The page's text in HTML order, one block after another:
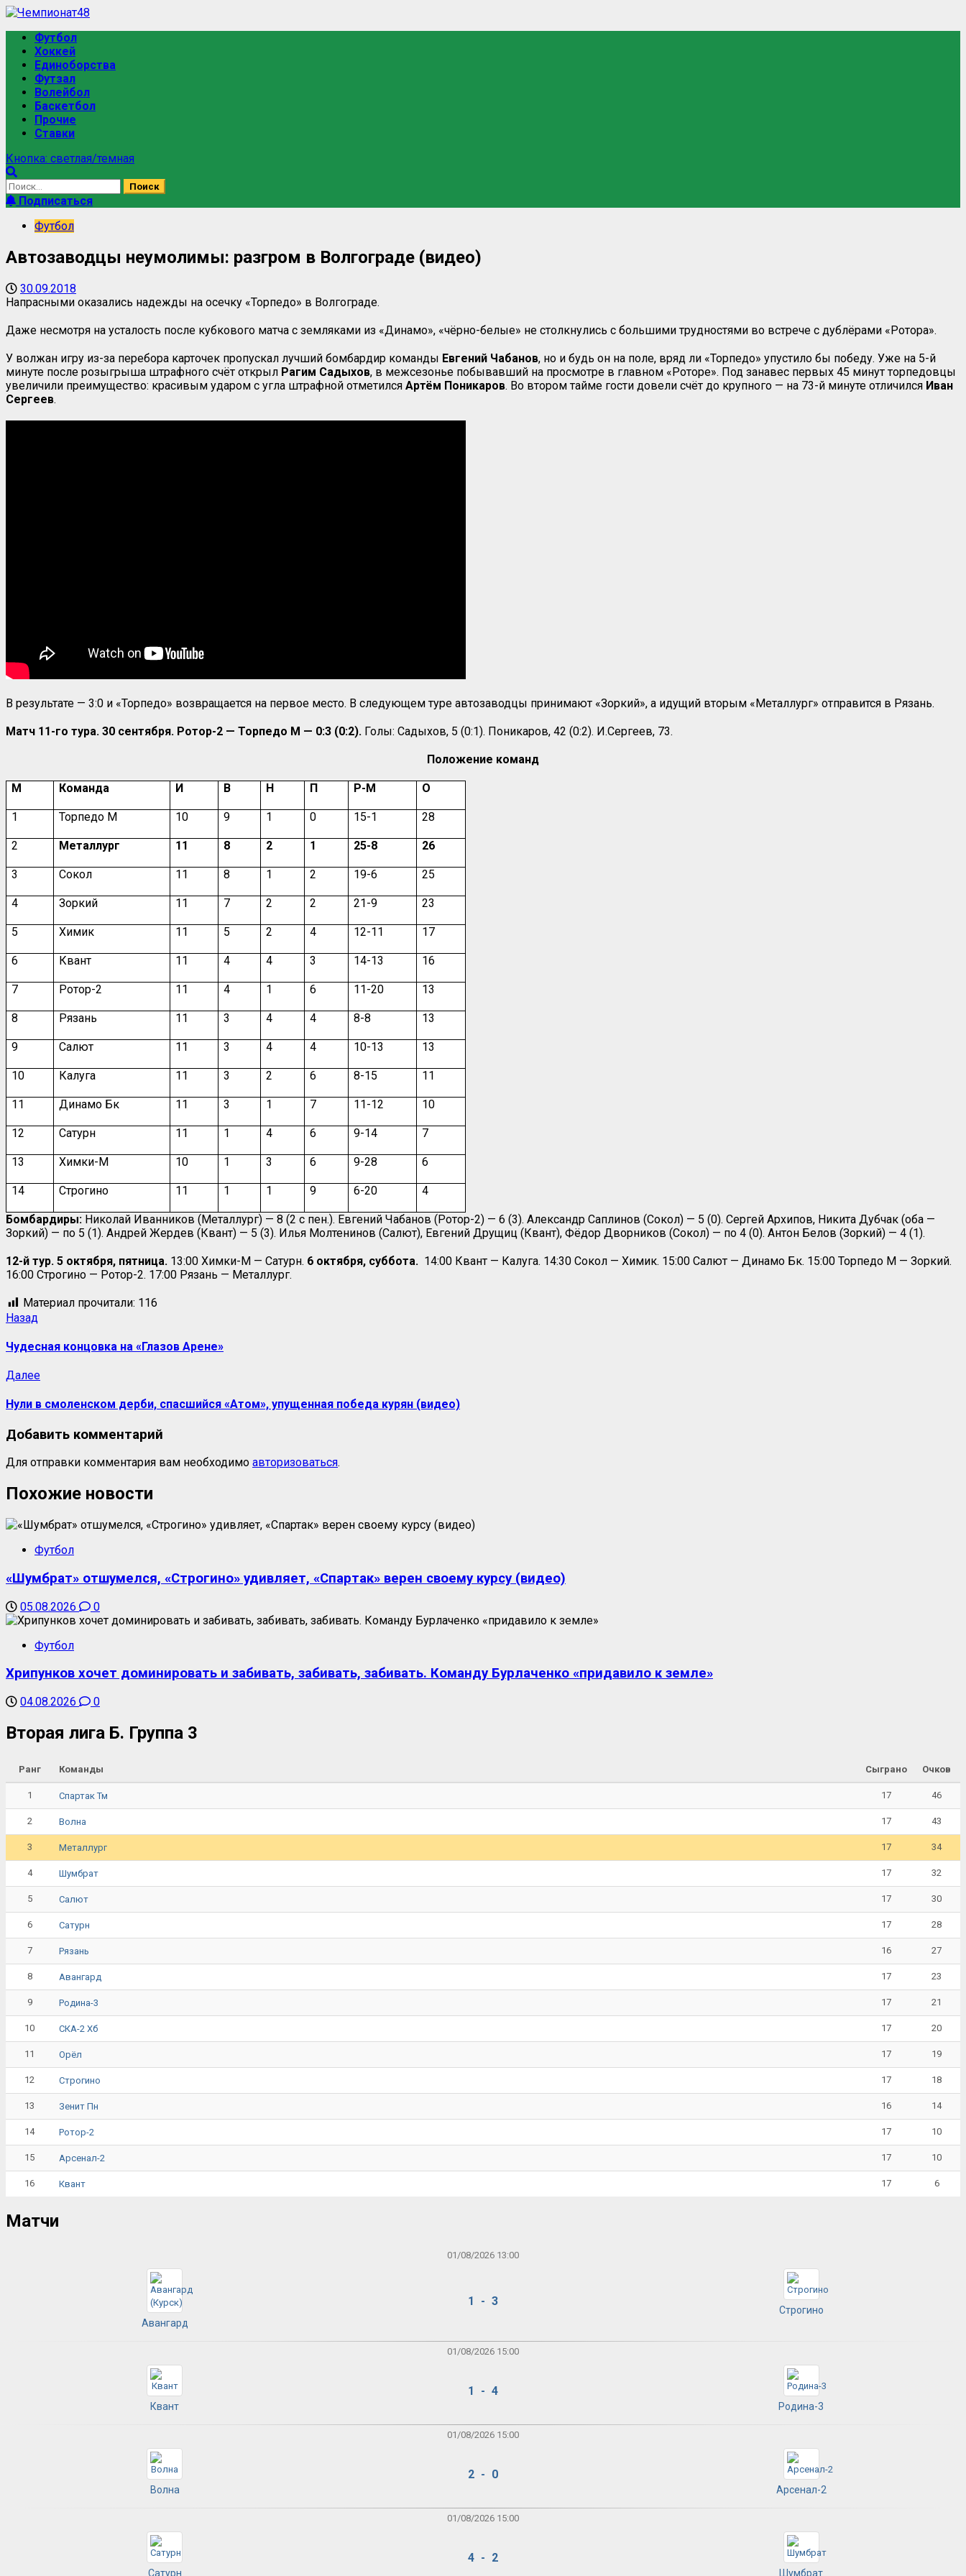
Футбол
Хоккей
Единоборства
Футзал
Волейбол
Баскетбол
Прочие
Ставки
Кнопка: светлая/темная
Подписаться
Футбол
Автозаводцы неумолимы: разгром в Волгограде (видео)
30.09.2018
Напрасными оказались надежды на осечку «Торпедо» в Волгограде.
Даже несмотря на усталость после кубкового матча с земляками из «Динамо», «чёрно-белые» не столкнулись с большими трудностями во встрече с дублёрами «Ротора».
У волжан игру из-за перебора карточек пропускал лучший бомбардир команды Евгений Чабанов, но и будь он на поле, вряд ли «Торпедо» упустило бы победу. Уже на 5-й
минуте после розыгрыша штрафного счёт открыл Рагим Садыхов, в межсезонье побывавший на просмотре в главном «Роторе». Под занавес первых 45 минут торпедовцы
увеличили преимущество: красивым ударом с угла штрафной отметился Артём Поникаров. Во втором тайме гости довели счёт до крупного — на 73-й минуте отличился Иван
Сергеев.
В результате — 3:0 и «Торпедо» возвращается на первое место. В следующем туре автозаводцы принимают «Зоркий», а идущий вторым «Металлург» отправится в Рязань.
Матч 11-го тура. 30 сентября. Ротор-2 — Торпедо М — 0:3 (0:2). Голы: Садыхов, 5 (0:1). Поникаров, 42 (0:2). И.Сергеев, 73.
Положение команд
М Команда И В Н П Р-М О
1 Торпедо М 10 9 1 0 15-1 28
2 Металлург 11 8 2 1 25-8 26
3 Сокол 11 8 1 2 19-6 25
4 Зоркий 11 7 2 2 21-9 23
5 Химик 11 5 2 4 12-11 17
6 Квант 11 4 4 3 14-13 16
7 Ротор-2 11 4 1 6 11-20 13
8 Рязань 11 3 4 4 8-8 13
9 Салют 11 3 4 4 10-13 13
10 Калуга 11 3 2 6 8-15 11
11 Динамо Бк 11 3 1 7 11-12 10
12 Сатурн 11 1 4 6 9-14 7
13 Химки-М 10 1 3 6 9-28 6
14 Строгино 11 1 1 9 6-20 4
Бомбардиры: Николай Иванников (Металлург) — 8 (2 с пен.). Евгений Чабанов (Ротор-2) — 6 (3). Александр Саплинов (Сокол) — 5 (0). Сергей Архипов, Никита Дубчак (оба —
Зоркий) — по 5 (1). Андрей Жердев (Квант) — 5 (3). Илья Молтенинов (Салют), Евгений Друщиц (Квант), Фёдор Дворников (Сокол) — по 4 (0). Антон Белов (Зоркий) — 4 (1).
12-й тур. 5 октября, пятница. 13:00 Химки-М — Сатурн. 6 октября, суббота. 14:00 Квант — Калуга. 14:30 Сокол — Химик. 15:00 Салют — Динамо Бк. 15:00 Торпедо М — Зоркий.
16:00 Строгино — Ротор-2. 17:00 Рязань — Металлург.
Материал прочитали: 116
Назад
Чудесная концовка на «Глазов Арене»
Далее
Нули в смоленском дерби, спасшийся «Атом», упущенная победа курян (видео)
Добавить комментарий
Для отправки комментария вам необходимо авторизоваться.
Похожие новости
Футбол
«Шумбрат» отшумелся, «Строгино» удивляет, «Спартак» верен своему курсу (видео)
05.08.2026 0
Футбол
Хрипунков хочет доминировать и забивать, забивать, забивать. Команду Бурлаченко «придавило к земле»
04.08.2026 0
Вторая лига Б. Группа 3
Ранг Команды Сыграно Очков
1 Спартак Тм 17 46
2 Волна 17 43
3 Металлург 17 34
4 Шумбрат 17 32
5 Салют 17 30
6 Сатурн 17 28
7 Рязань 16 27
8 Авангард 17 23
9 Родина-3 17 21
10 СКА-2 Хб 17 20
11 Орёл 17 19
12 Строгино 17 18
13 Зенит Пн 16 14
14 Ротор-2 17 10
15 Арсенал-2 17 10
16 Квант 17 6
Матчи
01/08/2026 13:00
Авангард
1 - 3
Строгино
01/08/2026 15:00
Квант
1 - 4
Родина-3
01/08/2026 15:00
Волна
2 - 0
Арсенал-2
01/08/2026 15:00
Сатурн
4 - 2
Шумбрат